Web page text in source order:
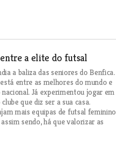
a elite do futsal
a baliza das seniores do Benfica.
entre as melhores do mundo e
Já experimentou jogar em
que diz ser a sua casa.
mais equipas de futsal feminino
sendo, há que valorizar as